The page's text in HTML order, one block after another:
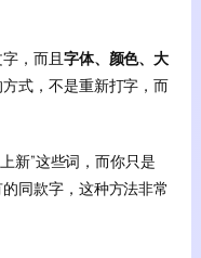
，而且字体、颜色、大
式，不是重新打字，而
新”这些词，而你只是
同款字，这种方法非常